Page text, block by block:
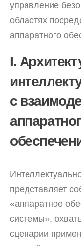
управление
областях
аппаратного
I.
с
представляет
«аппаратное
системы»,
сценарии